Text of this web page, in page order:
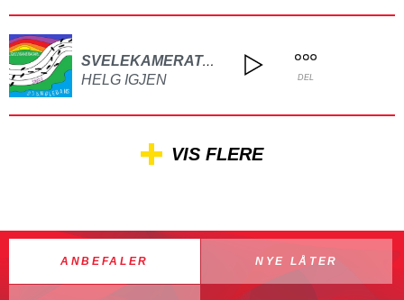
SVELEKAMERATANE
HELG IGJEN DEL
VIS FLERE
ANBEFALER NYE LÅTER